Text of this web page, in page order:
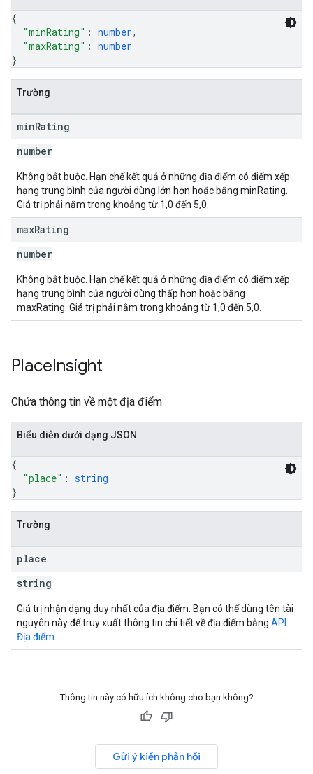
{
"minRating" : number,
"maxRating" : number
}
Trường
minRating
number
Không bắt buộc. Hạn chế kết quả ở những địa điểm có điểm xếp
hạng trung bình của người dùng lớn hơn hoặc bằng minRating.
Giá trị phải nằm trong khoảng từ 1,0 đến 5,0.
maxRating
number
Không bắt buộc. Hạn chế kết quả ở những địa điểm có điểm xếp
hạng trung bình của người dùng thấp hơn hoặc bằng
maxRating. Giá trị phải nằm trong khoảng từ 1,0 đến 5,0.
PlaceInsight
Chứa thông tin về một địa điểm
Biểu diễn dưới dạng JSON
{
"place" : string
}
Trường
place
string
Giá trị nhận dạng duy nhất của địa điểm. Bạn có thể dùng tên tài
nguyên này để truy xuất thông tin chi tiết về địa điểm bằng API
Địa điểm
Thông tin này có hữu ích không cho bạn không?
Gửi ý kiến phản hồi